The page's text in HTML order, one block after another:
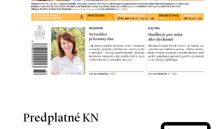
Predplatné KN